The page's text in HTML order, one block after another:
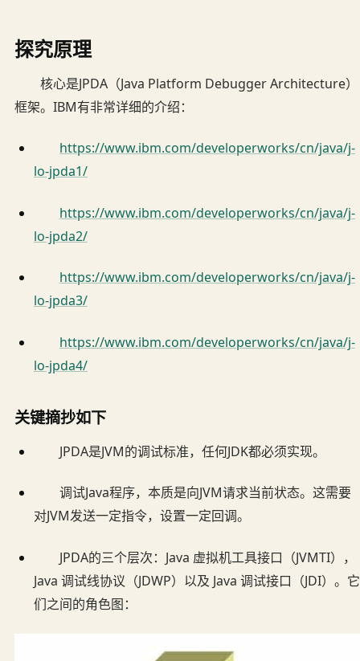
探究原理
核心是JPDA（Java Platform Debugger Architecture）
框架。IBM有非常详细的介绍：
https://www.ibm.com/developerworks/cn/java/j-
lo-jpda1/
https://www.ibm.com/developerworks/cn/java/j-
lo-jpda2/
https://www.ibm.com/developerworks/cn/java/j-
lo-jpda3/
https://www.ibm.com/developerworks/cn/java/j-
lo-jpda4/
关键摘抄如下
JPDA是JVM的调试标准，任何JDK都必须实现。
调试Java程序，本质是向JVM请求当前状态。这需要
对JVM发送一定指令，设置一定回调。
JPDA的三个层次：Java 虚拟机工具接口（JVMTI），
Java 调试线协议（JDWP）以及 Java 调试接口（JDI）。它
们之间的角色图：